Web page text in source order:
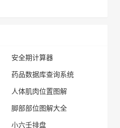
安全期计算器
药品数据库查询系统
人体肌肉位置图解
脚部部位图解大全
小六壬排盘